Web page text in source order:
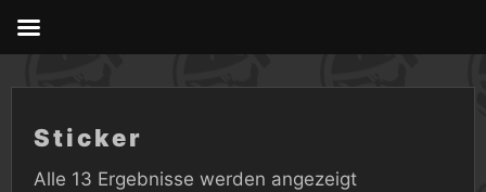
Sticker
Alle 13 Ergebnisse werden angezeigt